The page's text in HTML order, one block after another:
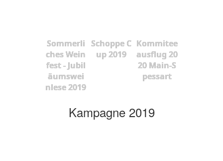
Sommerli
ches Wein
fest - Jubil
äumswei
nlese 2019
Schoppe C
up 2019
Kommitee
ausflug 20
20 Main-S
pessart
Kampagne 2019